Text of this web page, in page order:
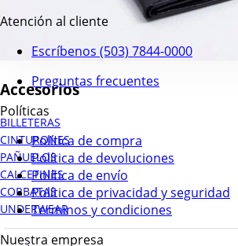
Accesorios
BILLETERAS
CINTURONES
PAÑUELOS
CALCETINES
CORBATAS
UNDERWEAR
Atención al cliente
Escríbenos (503) 7844-0000
Preguntas frecuentes
Políticas
Política de compra
Política de devoluciones
Política de envío
Política de privacidad y seguridad
Terminos y condiciones
Nuestra empresa